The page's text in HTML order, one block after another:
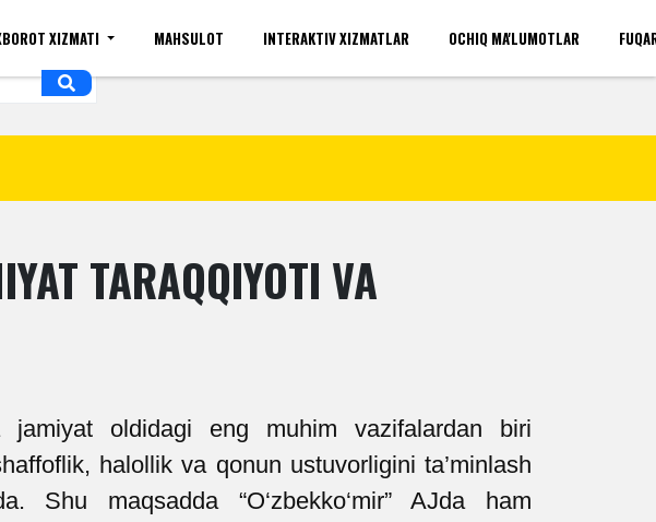
Bo'sh ish o'rinlari(umumiy) Kirish
XIZMATI MAHSULOT INTERAKTIV XIZMATLAR OCHIQ MA'LUMOTLAR
TARAQQIYOTI VA
oldidagi eng muhim vazifalardan biri
halollik va qonun ustuvorligini ta’minlash
Shu maqsadda “O‘zbekko‘mir” AJda ham